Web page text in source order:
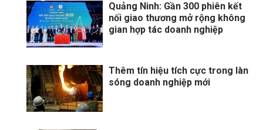
Quảng Ninh: Gần 300 phiên kết
nối giao thương mở rộng không
gian hợp tác doanh nghiệp
Thêm tín hiệu tích cực trong làn
sóng doanh nghiệp mới